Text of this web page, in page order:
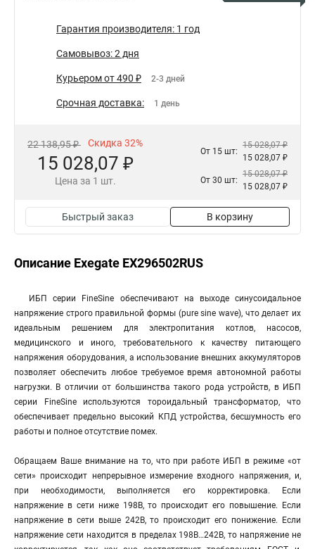
Гарантия производителя: 1 год
Самовывоз: 2 дня
Курьером от 490 ₽ 2-3 дней
Срочная доставка: 1 день
22 138,95 ₽ Скидка 32%
15 028,07 ₽
Цена за 1 шт.
От 15 шт:
15 028,07 ₽
15 028,07 ₽
От 30 шт:
15 028,07 ₽
15 028,07 ₽
Быстрый заказ В корзину
Описание Exegate EX296502RUS
ИБП серии FineSine обеспечивают на выходе синусоидальное
напряжение строго правильной формы (pure sine wave), что делает их
идеальным решением для электропитания котлов, насосов,
медицинского и иного, требовательного к качеству питающего
напряжения оборудования, а использование внешних аккумуляторов
позволяет обеспечить любое требуемое время автономной работы
нагрузки. В отличии от большинства такого рода устройств, в ИБП
серии FineSine используются тороидальный трансформатор, что
обеспечивает предельно высокий КПД устройства, бесшумность его
работы и полное отсутствие помех.
Обращаем Ваше внимание на то, что при работе ИБП в режиме «от
сети» происходит непрерывное измерение входного напряжения, и,
при необходимости, выполняется его корректировка. Если
напряжение в сети ниже 198В, то происходит его повышение. Если
напряжение в сети выше 242В, то происходит его понижение. Если
напряжение сети находится в пределах 198В…242В, то напряжение не